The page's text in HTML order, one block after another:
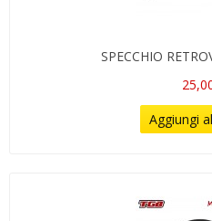
SPECCHIO
Aggiungi